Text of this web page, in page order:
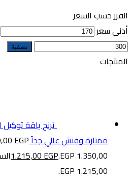
الفرز حسب السعر
أدنى سعر
تصفية
المنتجات
ترنج ياقة
ممتازة وفنش عالي جداًEGP
1.350,00 EGP.
1.215,00EGP
1.215,00 EGP.